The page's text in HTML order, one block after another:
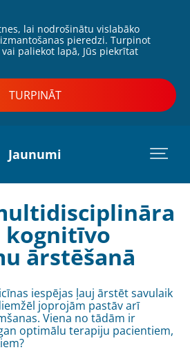
lai nodrošinātu vislabāko
pieredzi. Turpinot
paliekot lapā, Jūs piekrītat
TURPINĀT
Jaunumi
kognitīvo
ārstēšanā
iespējas ļauj ārstēt savulaik
joprojām pastāv arī
Viena no tādām ir
optimālu terapiju pacientiem,